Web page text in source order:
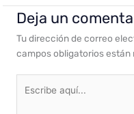
Deja un
Tu dirección de correo
campos obligatorios están
aquí...